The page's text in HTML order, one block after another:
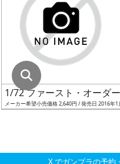
成
形
1/72 ファースト・オーダ
メーカー希望小売価格 2,640円 / 発売日 2016年1
X でガンプラの予約